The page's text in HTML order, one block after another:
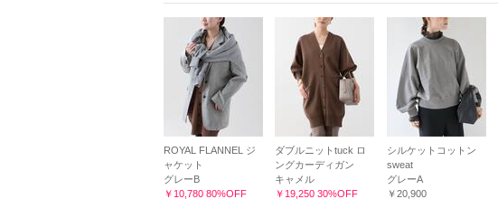
ROYAL FLANNEL ジ
ャケット
グレーB
￥10,780 80%OFF
ダブルニットtuck ロ
ングカーディガン
キャメル
￥19,250 30%OFF
シルケットコットン
sweat
グレーA
￥20,900